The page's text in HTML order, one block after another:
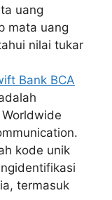
uang
mata uang
nilai tukar
Bank BCA
kode unik
termasuk